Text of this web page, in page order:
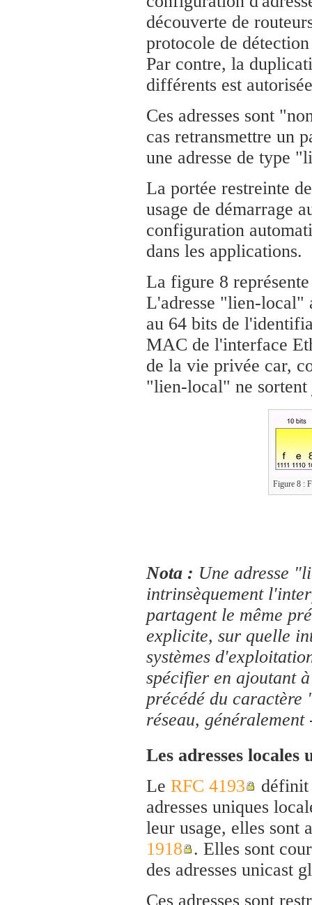
découverte de
protocole de
Par contre, la
différents est
Ces adresses sont
cas retransmettre un
une adresse de type
La portée restreinte
usage de démarrage
configuration
dans les applications.
La figure 8
L'adresse "lien-
au 64 bits de
MAC de l'interface
de la vie privée car,
"lien-local" ne sortent
Figure 8 :
Nota : Une adresse
intrinsèquement
partagent le même
explicite, sur quelle
systèmes
spécifier en ajoutant
précédé du caractère
réseau,
Les adresses
Le RFC 4193
définit
adresses uniques
leur usage, elles sont
1918
. Elles sont
des adresses unicast
Ces adresses sont